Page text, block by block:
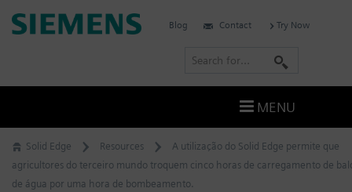
Skip
to
Solid Edge Resources
A utilização do Solid Edge permite que
agricultores do terceiro mundo troquem cinco horas de carregamento de
de água por uma hora de bombeamento.
Siemens
Blog Contact Try Now
r
c
h
MENU